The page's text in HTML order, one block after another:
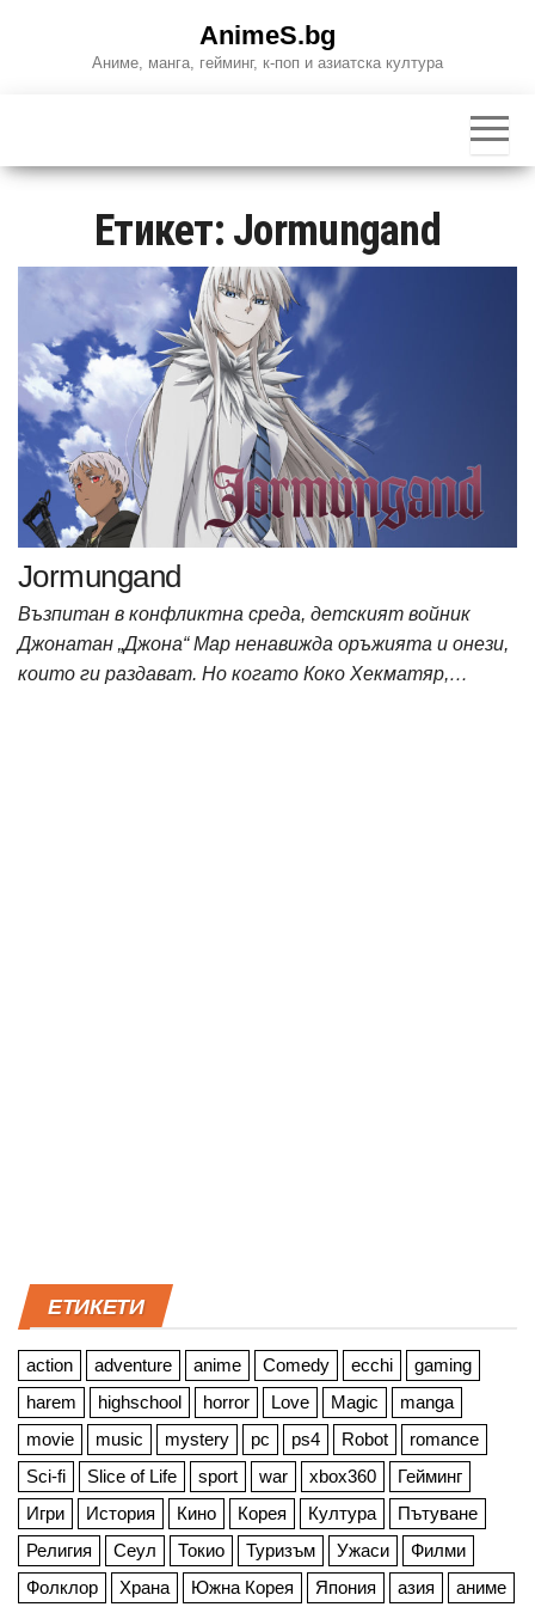
AnimeS.bg
Аниме, манга, гейминг, к-поп и азиатска култура
Етикет: Jormungand
Jormungand
Възпитан в конфликтна среда, детският войник
Джонатан „Джона“ Мар ненавижда оръжията и онези,
които ги раздават. Но когато Коко Хекматяр,…
ЕТИКЕТИ
action adventure anime Comedy ecchi
gaming
harem
highschool horror Love Magic
manga
movie
music mystery pc ps4 Robot
romance
Sci-fi
Slice of Life sport war xbox360
Гейминг
Игри
История Кино Корея Култура
Пътуване
Религия
Сеул Токио Туризъм Ужаси
Филми
Фолклор
Храна Южна Корея Япония азия аниме